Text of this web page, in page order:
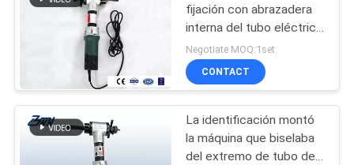
fijación con abrazadera
interna del tubo eléctrico
para el equipo del tubo
de caldera
Negotiate MOQ:1set
CONTACT
La identificación montó
la máquina que biselaba
del extremo de tubo del